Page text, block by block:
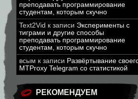
преподавать программирование
студентам, которым скучно
Text2Vid к записи Эксперименты с
тиграми и другие способы
преподавать программирование
студентам, которым скучно
всым к записи Развёртывание
MTProxy Telegram со статистикой
РЕКОМЕНДУЕМ